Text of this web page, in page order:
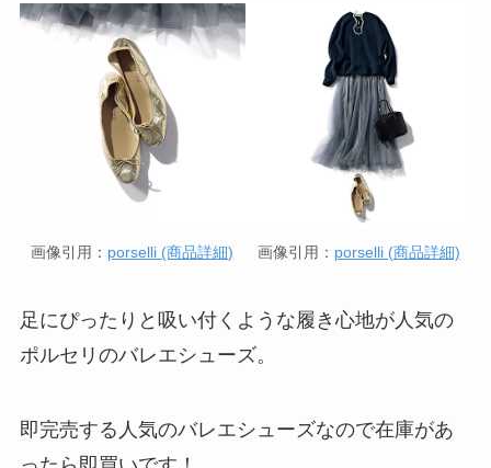
画像引用： porselli (商品詳細) 画像引用： porselli (商品詳細)
足にぴったりと吸い付くような履き心地が人気の
ポルセリのバレエシューズ。
即完売する人気のバレエシューズなので在庫があ